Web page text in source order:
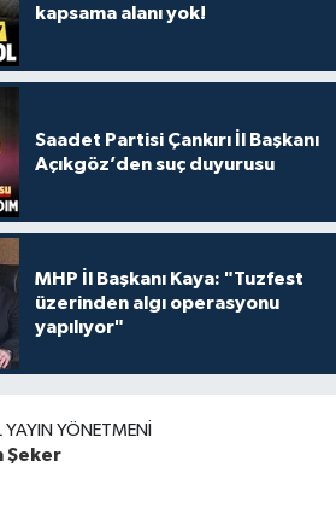
kapsama alanı yok!
Saadet Partisi Çankırı İl Başkanı
Açıkgöz’den suç duyurusu
MHP İl Başkanı Kaya: "Tuzfest
üzerinden algı operasyonu
yapılıyor"
YAYIN YÖNETMENI
Şeker